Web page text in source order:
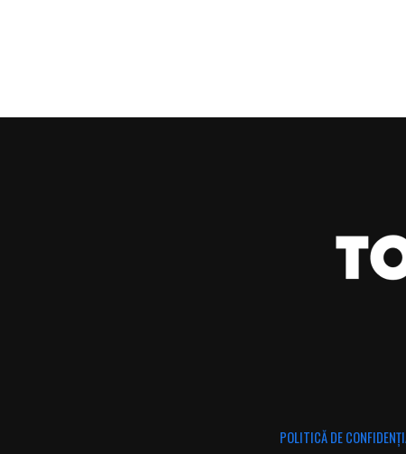
POLITICĂ DE